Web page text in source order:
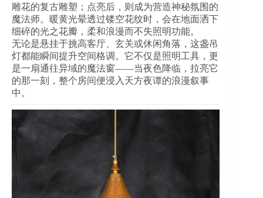
雕花的复古雕塑；点亮后，则成为营造神秘氛围的
魔法师。暖黄光晕透过镂空花纹时，会在地面洒下
细碎的光之花瓣，柔和浪漫而不失照明功能。
无论是悬挂于挑高客厅、玄关或休闲角落，这盏吊
灯都能瞬间提升空间格调。它不仅是照明工具，更
是一扇通往异域的魔法窗——当夜色降临，拉亮它
的那一刻，整个房间便浸入天方夜谭的浪漫叙事
中。